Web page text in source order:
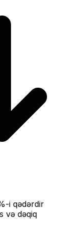
i qədərdir
və dəqiq